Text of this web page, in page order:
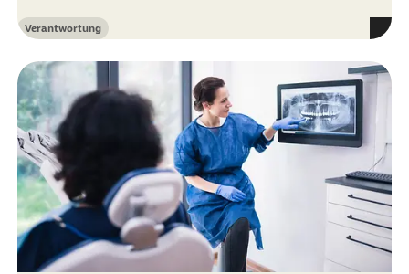
Kategorie
Verantwortung